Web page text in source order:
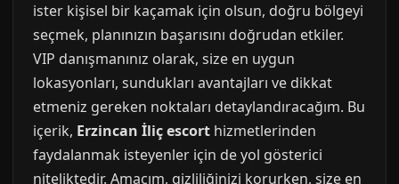
ister kişisel bir kaçamak için olsun, doğru bölgeyi
seçmek, planınızın başarısını doğrudan etkiler.
VIP danışmanınız olarak, size en uygun
lokasyonları, sundukları avantajları ve dikkat
etmeniz gereken noktaları detaylandıracağım. Bu
içerik, Erzincan İliç escort hizmetlerinden
faydalanmak isteyenler için de yol gösterici
niteliktedir. Amacım, gizliliğinizi korurken, size en